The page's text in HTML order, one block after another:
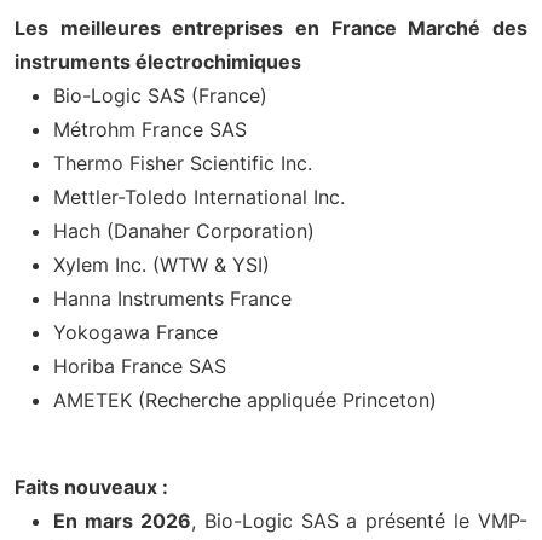
Les meilleures entreprises en France Marché des
instruments électrochimiques
Bio-Logic SAS (France)
Métrohm France SAS
Thermo Fisher Scientific Inc.
Mettler-Toledo International Inc.
Hach (Danaher Corporation)
Xylem Inc. (WTW & YSI)
Hanna Instruments France
Yokogawa France
Horiba France SAS
AMETEK (Recherche appliquée Princeton)
Faits nouveaux :
En mars 2026, Bio-Logic SAS a présenté le VMP-